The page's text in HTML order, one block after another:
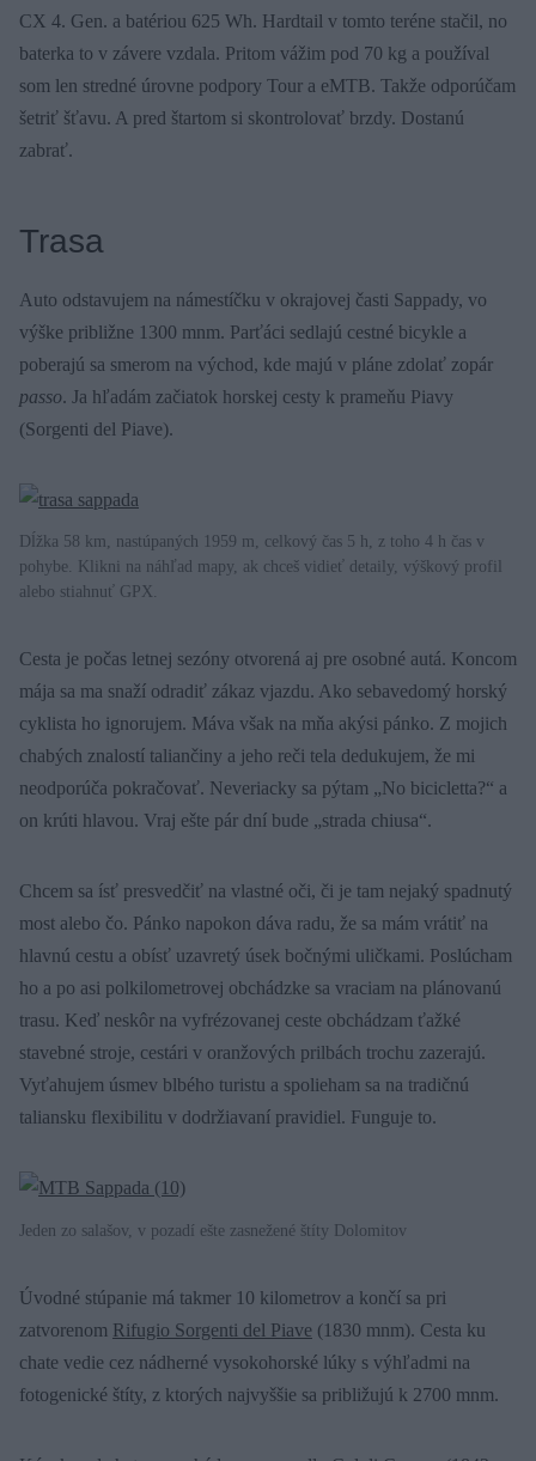
CX 4. Gen. a batériou 625 Wh. Hardtail v tomto teréne stačil, no
baterka to v závere vzdala. Pritom vážim pod 70 kg a používal
som len stredné úrovne podpory Tour a eMTB. Takže odporúčam
šetriť šťavu. A pred štartom si skontrolovať brzdy. Dostanú
zabrať.
Trasa
Auto odstavujem na námestíčku v okrajovej časti Sappady, vo
výške približne 1300 mnm. Parťáci sedlajú cestné bicykle a
poberajú sa smerom na východ, kde majú v pláne zdolať zopár
passo. Ja hľadám začiatok horskej cesty k prameňu Piavy
(Sorgenti del Piave).
Dĺžka 58 km, nastúpaných 1959 m, celkový čas 5 h, z toho 4 h čas v
pohybe. Klikni na náhľad mapy, ak chceš vidieť detaily, výškový profil
alebo stiahnuť GPX.
Cesta je počas letnej sezóny otvorená aj pre osobné autá. Koncom
mája sa ma snaží odradiť zákaz vjazdu. Ako sebavedomý horský
cyklista ho ignorujem. Máva však na mňa akýsi pánko. Z mojich
chabých znalostí taliančiny a jeho reči tela dedukujem, že mi
neodporúča pokračovať. Neveriacky sa pýtam „No bicicletta?“ a
on krúti hlavou. Vraj ešte pár dní bude „strada chiusa“.
Chcem sa ísť presvedčiť na vlastné oči, či je tam nejaký spadnutý
most alebo čo. Pánko napokon dáva radu, že sa mám vrátiť na
hlavnú cestu a obísť uzavretý úsek bočnými uličkami. Poslúcham
ho a po asi polkilometrovej obchádzke sa vraciam na plánovanú
trasu. Keď neskôr na vyfrézovanej ceste obchádzam ťažké
stavebné stroje, cestári v oranžových prilbách trochu zazerajú.
Vyťahujem úsmev blbého turistu a spolieham sa na tradičnú
taliansku flexibilitu v dodržiavaní pravidiel. Funguje to.
Jeden zo salašov, v pozadí ešte zasnežené štíty Dolomitov
Úvodné stúpanie má takmer 10 kilometrov a končí sa pri
zatvorenom Rifugio Sorgenti del Piave (1830 mnm). Cesta ku
chate vedie cez nádherné vysokohorské lúky s výhľadmi na
fotogenické štíty, z ktorých najvyššie sa približujú k 2700 mnm.